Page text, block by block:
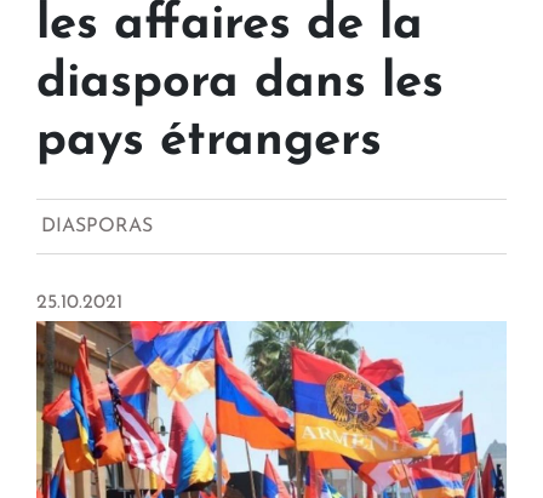
les affaires de la
diaspora dans les
pays étrangers
DIASPORAS
25.10.2021